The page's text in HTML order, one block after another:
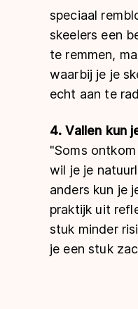
speciaal
skeelers een
te remmen,
waarbij je je
echt aan te
4. Vallen kun
"Soms
wil je je
anders kun je
praktijk uit
stuk minder
je een stuk